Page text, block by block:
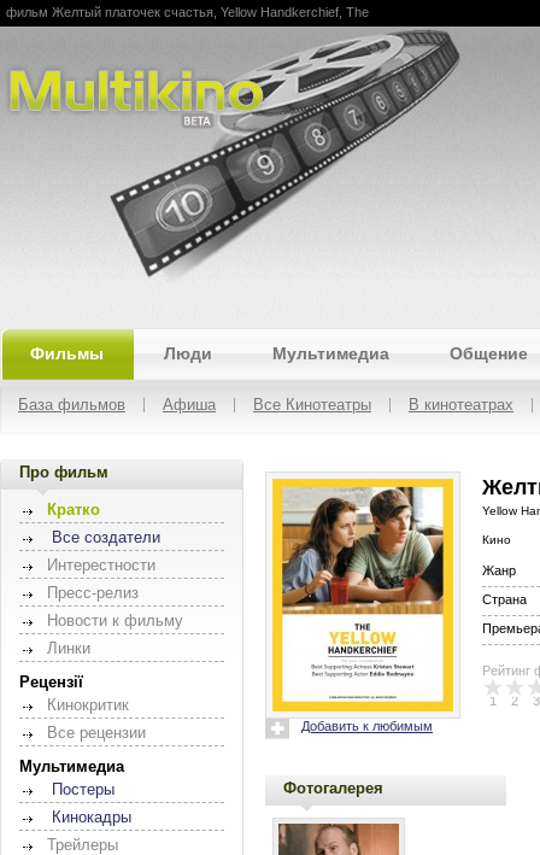
Multikino
фильм Желтый платочек счастья, Yellow Handkerchief, The
Фильмы Люди Мультимедиа Общение
База фильмов Афиша Все Кинотеатры В кинотеатрах
Про фильм
Кратко
Все создатели
Интерестности
Пресс-релиз
Новости к фильму
Линки
Рецензії
Кинокритик
Все рецензии
Мультимедиа
Постеры
Кинокадры
Трейлеры
Добавить к любимым
Yellow
Кино
Жанр
Страна
Рейтинг
1 2 3
Фотогалерея